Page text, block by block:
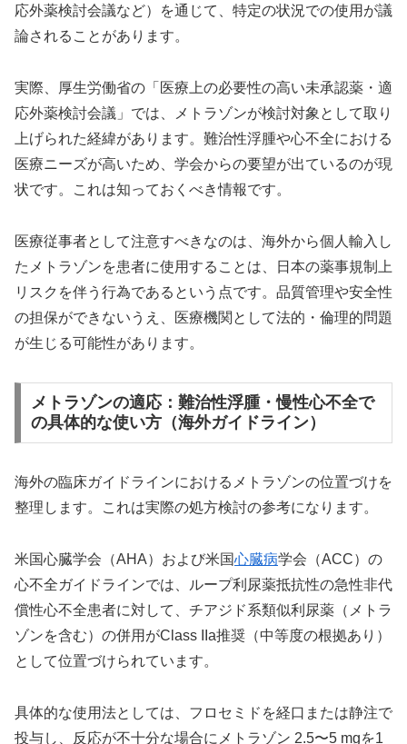
応外薬検討会議など）を通じて、特定の状況での使用が議
論されることがあります。
実際、厚生労働省の「医療上の必要性の高い未承認薬・適
応外薬検討会議」では、メトラゾンが検討対象として取り
上げられた経緯があります。難治性浮腫や心不全における
医療ニーズが高いため、学会からの要望が出ているのが現
状です。これは知っておくべき情報です。
医療従事者として注意すべきなのは、海外から個人輸入し
たメトラゾンを患者に使用することは、日本の薬事規制上
リスクを伴う行為であるという点です。品質管理や安全性
の担保ができないうえ、医療機関として法的・倫理的問題
が生じる可能性があります。
メトラゾンの適応：難治性浮腫・慢性心不全で
の具体的な使い方（海外ガイドライン）
海外の臨床ガイドラインにおけるメトラゾンの位置づけを
整理します。これは実際の処方検討の参考になります。
米国心臓学会（AHA）および米国心臓病学会（ACC）の
心不全ガイドラインでは、ループ利尿薬抵抗性の急性非代
償性心不全患者に対して、チアジド系類似利尿薬（メトラ
ゾンを含む）の併用がClass IIa推奨（中等度の根拠あり）
として位置づけられています。
具体的な使用法としては、フロセミドを経口または静注で
投与し、反応が不十分な場合にメトラゾン 2.5〜5 mgを1